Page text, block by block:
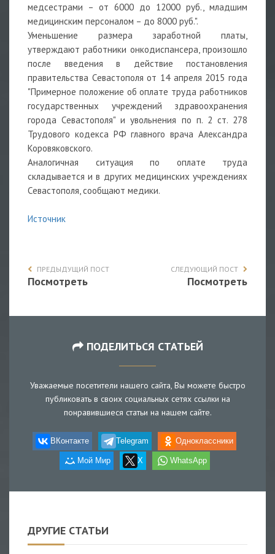
медсестрами – от 6000 до 12000 руб., младшим
медицинским персоналом – до 8000 руб.".
Уменьшение размера заработной платы,
утверждают работники онкодиспансера, произошло
после введения в действие постановления
правительства Севастополя от 14 апреля 2015 года
"Примерное положение об оплате труда работников
государственных учреждений здравоохранения
города Севастополя" и увольнения по п. 2 ст. 278
Трудового кодекса РФ главного врача Александра
Коровяковского.
Аналогичная ситуация по оплате труда
складывается и в других медицинских учреждениях
Севастополя, сообщают медики.
Источник
ПРЕДЫДУЩИЙ ПОСТ
Посмотреть
СЛЕДУЮЩИЙ ПОСТ
Посмотреть
ПОДЕЛИТЬСЯ СТАТЬЕЙ
Уважаемые посетители нашего сайта, Вы можете быстро
публиковать в своих социальных сетях ссылки на
понравившиеся статьи на нашем сайте.
ВКонтакте Telegram Одноклассники
Мой Мир X WhatsApp
ДРУГИЕ СТАТЬИ